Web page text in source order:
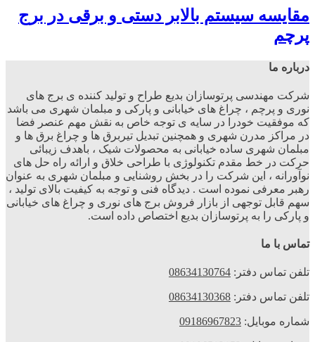
مقایسه سیستم بالابر دستی و برقی در برج
پرچم
درباره ما
شرکت مهندسی پرتوسازان بدیع طراح و تولید کننده ی برج های
نوری و پرچم ، چراغ های خیابانی و پارکی و مبلمان شهری می باشد
که موفقیت خودرا در سایه ی توجه خاص به نقش مهم عنصر فضا
در مراکز مدرن شهری و همچنین تبدیل تیربرق ها و چراغ برق ها و
مبلمان شهری ساده خیابانی به محصولات شیک ، باهدف زیبائی
حرکت در خط مقدم تکنولوژی با طراحی خلاق و ارائه راه حل های
نوآورانه ، این شرکت را در بخش روشنایی و مبلمان شهری به عنوان
رهبر معرفی نموده است . دیدگاه فنی و توجه به کیفیت بالای تولید ،
سهم قابل توجهی از بازار فروش برج های نوری و چراغ های خیابانی
و پارکی را به پرتوسازان بدیع اختصاص داده است.
تماس با ما
تلفن تماس دفتر: 08634130764
تلفن تماس دفتر: 08634130368
شماره موبایل: 09186967823